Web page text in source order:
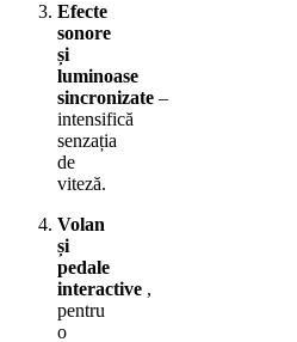
Efecte
sonore
și
luminoase
sincronizate –
intensifică
senzația
de
viteză.
Volan
și
pedale
interactive ,
pentru
o